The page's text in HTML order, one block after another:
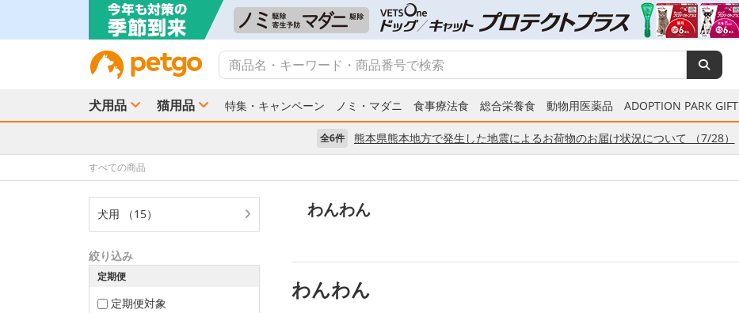
犬用品 猫用品 特集・キャンペーン ノミ・マダニ 食事療法食 総合栄養食 動物用医薬品 ADOPTION PARK GIFT
全6件 熊本県熊本地方で発生した地震によるお荷物のお届け状況について （7/28）
すべての商品
犬用 （15）
絞り込み
定期便
定期便対象
わんわん
わんわん